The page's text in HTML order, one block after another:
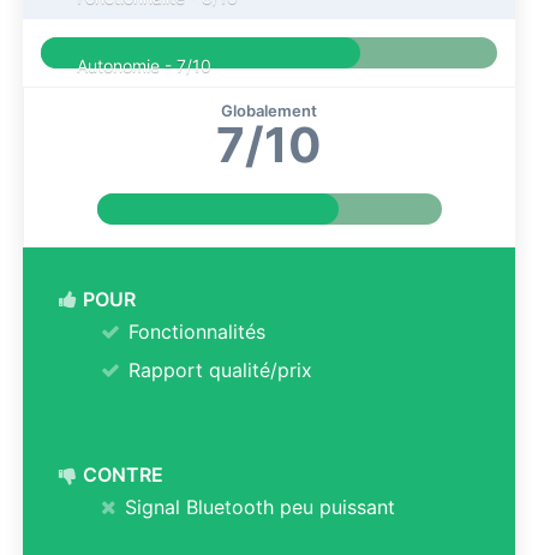
Autonomie -7/10
Globalement
7/10
POUR
Fonctionnalités
Rapport qualité/prix
CONTRE
Signal Bluetooth peu puissant